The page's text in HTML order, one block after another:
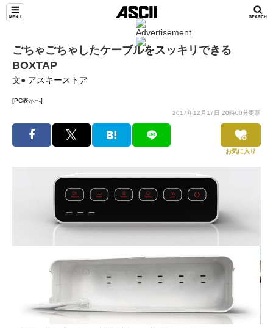
ごちゃごちゃしたケーブルをスッキリできる
BOXTAP
文● アスキーストア
[PC表示へ]
2017年12月17日 20時00分更新
お気に入り